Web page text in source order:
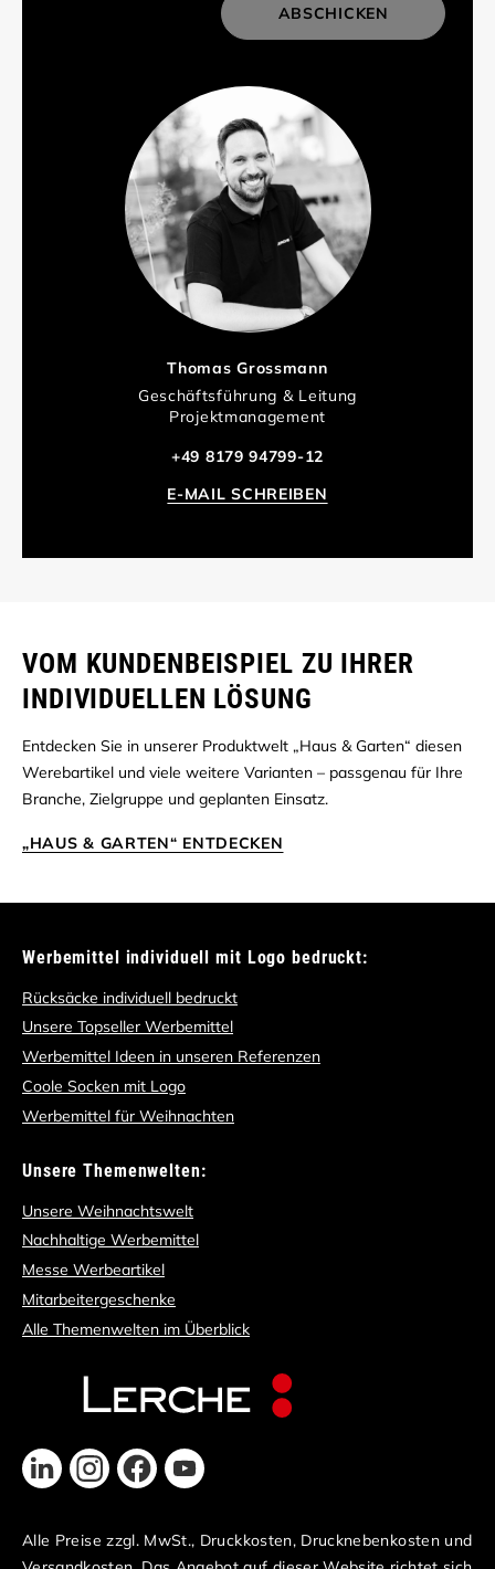
Thomas Grossmann
Geschäftsführung & Leitung
Projektmanagement
+49 8179 94799-12
E-MAIL SCHREIBEN
ABSCHICKEN
VOM KUNDENBEISPIEL ZU IHRER
INDIVIDUELLEN LÖSUNG
Entdecken Sie in unserer Produktwelt „Haus & Garten“ diesen
Werebartikel und viele weitere Varianten – passgenau für Ihre
Branche, Zielgruppe und geplanten Einsatz.
„HAUS & GARTEN“ ENTDECKEN
Werbemittel individuell mit Logo bedruckt:
Rücksäcke individuell bedruckt
Unsere Topseller Werbemittel
Werbemittel Ideen in unseren Referenzen
Coole Socken mit Logo
Werbemittel für Weihnachten
Unsere Themenwelten:
Unsere Weihnachtswelt
Nachhaltige Werbemittel
Messe Werbeartikel
Mitarbeitergeschenke
Alle Themenwelten im Überblick
Alle Preise zzgl. MwSt., Druckkosten, Drucknebenkosten und